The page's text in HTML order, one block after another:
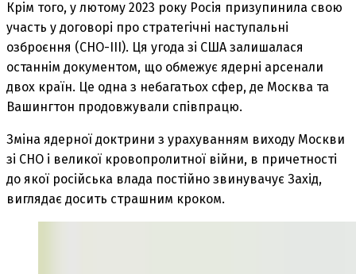
Крім того, у лютому 2023 року Росія призупинила свою
участь у договорі про стратегічні наступальні
озброєння (СНО-ІІІ). Ця угода зі США залишалася
останнім документом, що обмежує ядерні арсенали
двох країн. Це одна з небагатьох сфер, де Москва та
Вашингтон продовжували співпрацю.
Зміна ядерної доктрини з урахуванням виходу Москви
зі СНО і великої кровопролитної війни, в причетності
до якої російська влада постійно звинувачує Захід,
виглядає досить страшним кроком.